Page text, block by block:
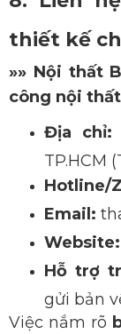
thiết kế
»» Nội thất
công nội
Địa chỉ:
TP.HCM
Hotline/
Email:
Website:
Hỗ trợ
gửi bản
Việc nắm rõ